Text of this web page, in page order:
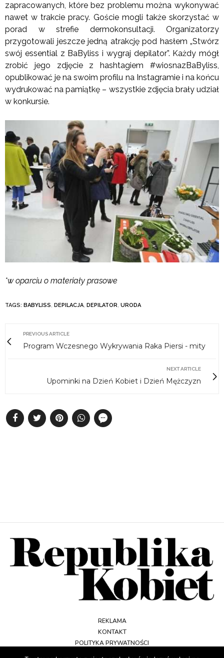
zapracowanych, które bez problemu można wykonywać
nawet w trakcie pracy. Goście mogli także skorzystać w
porad w strefie dermokonsultacji. Organizatorzy
przygotowali jeszcze jedną atrakcję pod hasłem „Stwórz
swój essential z BaByliss i wygraj depilator”. Każdy mógł
zrobić jego zdjęcie z hashtagiem #wiosnazBaByliss,
opublikować je na swoim profilu na Instagramie i na końcu
wydrukować na pamiątkę – wszystkie zdjęcia brały udział
w konkursie.
*w oparciu o materiały prasowe
TAGS: BABYLISS, DEPILACJA, DEPILATOR, URODA
PREVIOUS ARTICLE
Program Wczesnego Wykrywania Raka Piersi - mity
NEXT ARTICLE
Upominki na Dzień Kobiet i Dzień Mężczyzn
REKLAMA
KONTAKT
POLITYKA PRYWATNOŚCI